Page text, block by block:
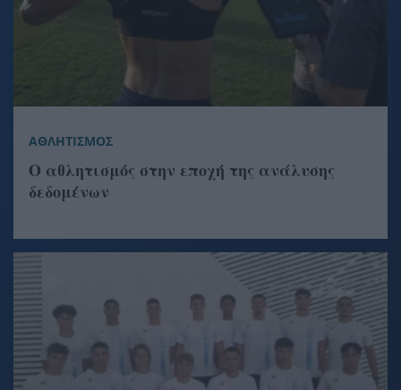
ΑΘΛΗΤΙΣΜΟΣ
Ο αθλητισμός στην εποχή της ανάλυσης
δεδομένων